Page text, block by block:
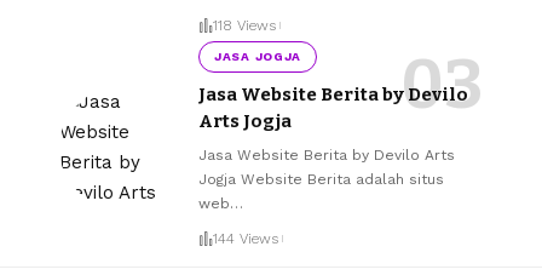
118 Views
JASA JOGJA
Jasa Website Berita by Devilo
Arts Jogja
Jasa Website Berita by Devilo Arts
Jogja Website Berita adalah situs
web…
144 Views